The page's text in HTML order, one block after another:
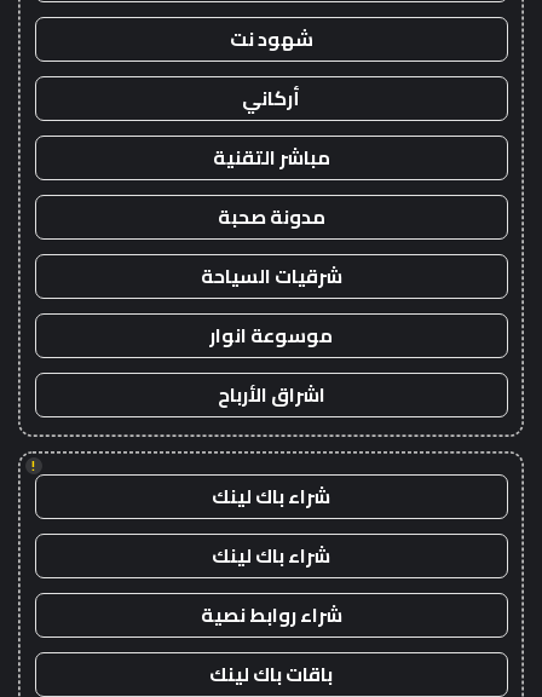
شهود نت
أركاني
مباشر التقنية
مدونة صحبة
شرقيات السياحة
موسوعة انوار
اشراق الأرباح
!
شراء باك لينك
شراء باك لينك
شراء روابط نصية
باقات باك لينك